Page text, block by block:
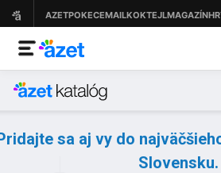
sa aj vy do
Slovensku.